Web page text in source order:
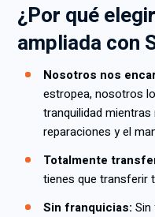
¿Por qué
ampliada con
Nosotros nos
estropea, nosotros
tranquilidad
reparaciones y el
Totalmente
tienes que transferir
Sin franquicias: